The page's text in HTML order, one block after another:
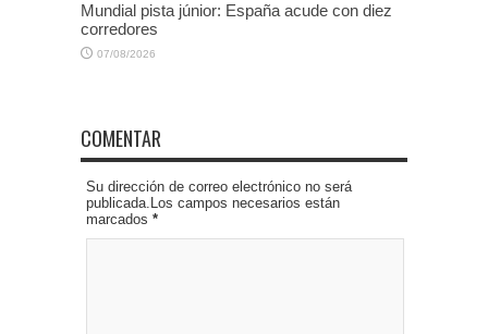
Mundial pista júnior: España acude con diez
corredores
07/08/2026
COMENTAR
Su dirección de correo electrónico no será
publicada.Los campos necesarios están
marcados *